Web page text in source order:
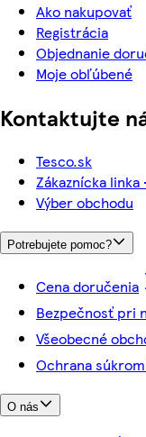
Ako nakupovať
Registrácia
Objednanie
Moje obľúbené
Kontaktujte
Tesco.sk
Zákaznícka
Výber obchodu
Potrebujete pomoc?
Cena doručenia
Bezpečnosť pri
Všeobecné
Ochrana
O nás